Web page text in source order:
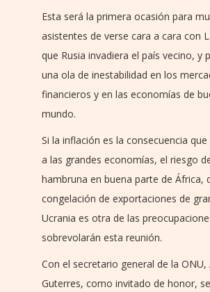
Esta será la primera ocasión para
asistentes de verse cara a cara con
que Rusia invadiera el país vecino, y
una ola de inestabilidad en los
financieros y en las economías de
mundo.
Si la inflación es la consecuencia
a las grandes economías, el riesgo
hambruna en buena parte de África,
congelación de exportaciones de
Ucrania es otra de las
sobrevolarán esta reunión.
Con el secretario general de la ONU,
Guterres, como invitado de honor,